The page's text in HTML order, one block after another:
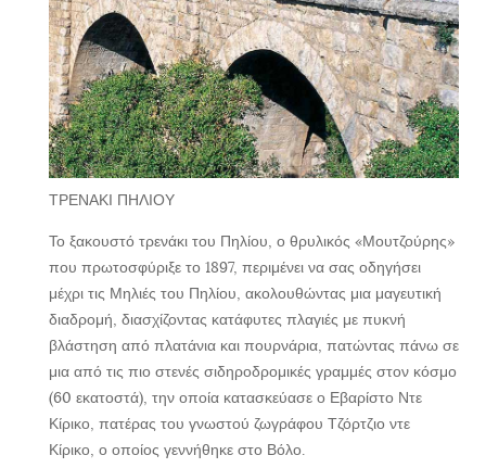
ΤΡΕΝΑΚΙ ΠΗΛΙΟΥ
Το ξακουστό τρενάκι του Πηλίου, ο θρυλικός «Μουτζούρης»
που πρωτοσφύριξε το 1897, περιμένει να σας οδηγήσει
μέχρι τις Μηλιές του Πηλίου, ακολουθώντας μια μαγευτική
διαδρομή, διασχίζοντας κατάφυτες πλαγιές με πυκνή
βλάστηση από πλατάνια και πουρνάρια, πατώντας πάνω σε
μια από τις πιο στενές σιδηροδρομικές γραμμές στον κόσμο
(60 εκατοστά), την οποία κατασκεύασε ο Εβαρίστο Ντε
Κίρικο, πατέρας του γνωστού ζωγράφου Τζόρτζιο ντε
Κίρικο, ο οποίος γεννήθηκε στο Βόλο.